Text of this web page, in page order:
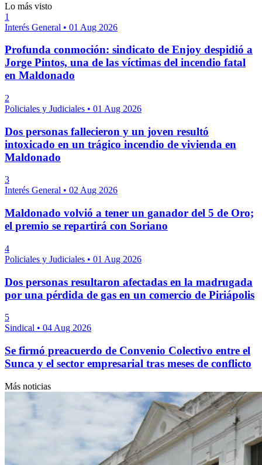
Lo más visto
1
Interés General • 01 Aug 2026
Profunda conmoción: sindicato de Enjoy despidió a
Jorge Pintos, una de las víctimas del incendio fatal
en Maldonado
2
Policiales y Judiciales • 01 Aug 2026
Dos personas fallecieron y un joven resultó
intoxicado en un trágico incendio de vivienda en
Maldonado
3
Interés General • 02 Aug 2026
Maldonado volvió a tener un ganador del 5 de Oro;
el premio se repartirá con Soriano
4
Policiales y Judiciales • 01 Aug 2026
Dos personas resultaron afectadas en la madrugada
por una pérdida de gas en un comercio de Piriápolis
5
Sindical • 04 Aug 2026
Se firmó preacuerdo de Convenio Colectivo entre el
Sunca y el sector empresarial tras meses de conflicto
Más noticias